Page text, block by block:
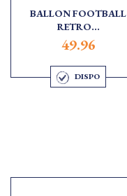
BALLON FOOTBALL
RETRO...
49.96
DISPO